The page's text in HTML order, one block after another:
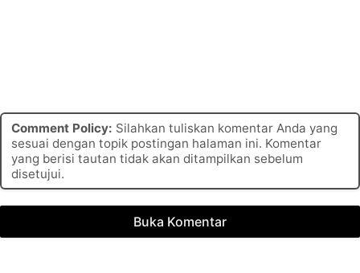
Comment Policy: Silahkan tuliskan komentar Anda yang
sesuai dengan topik postingan halaman ini. Komentar
yang berisi tautan tidak akan ditampilkan sebelum
disetujui.
Buka Komentar